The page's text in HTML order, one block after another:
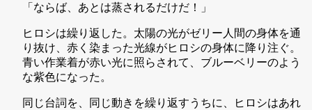
「ならば、あとは蒸されるだけだ！」
ヒロシは繰り返した。太陽の光がゼリー人間の身体を通
り抜け、赤く染まった光線がヒロシの身体に降り注ぐ。
青い作業着が赤い光に照らされて、ブルーベリーのよう
な紫色になった。
同じ台詞を、同じ動きを繰り返すうちに、ヒロシはあれ